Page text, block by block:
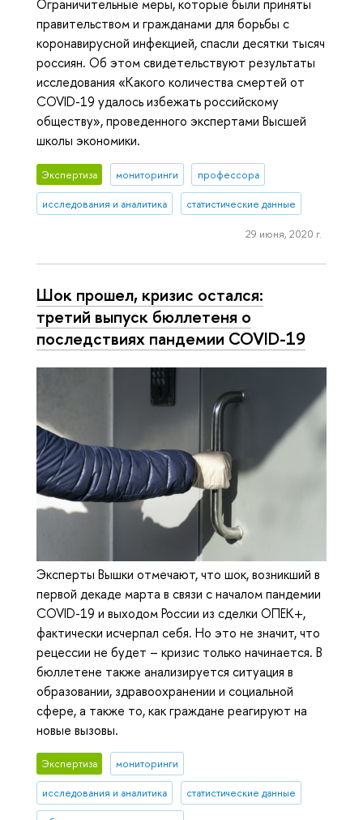
Ограничительные меры, которые были приняты
правительством и гражданами для борьбы с
коронавирусной инфекцией, спасли десятки тысяч
россиян. Об этом свидетельствуют результаты
исследования «Какого количества смертей от
COVID-19 удалось избежать российскому
обществу», проведенного экспертами Высшей
школы экономики.
Экспертиза мониторинги профессора
исследования и аналитика статистические данные
29 июня, 2020 г.
Шок прошел, кризис остался:
третий выпуск бюллетеня о
последствиях пандемии COVID-19
Эксперты Вышки отмечают, что шок, возникший в
первой декаде марта в связи с началом пандемии
COVID-19 и выходом России из сделки ОПЕК+,
фактически исчерпал себя. Но это не значит, что
рецессии не будет – кризис только начинается. В
бюллетене также анализируется ситуация в
образовании, здравоохранении и социальной
сфере, а также то, как граждане реагируют на
новые вызовы.
Экспертиза мониторинги
исследования и аналитика статистические данные